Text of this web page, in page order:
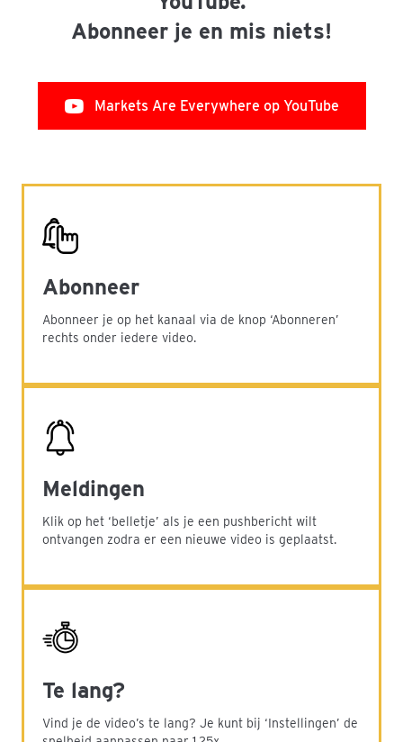
Abonneer je en mis niets!
Markets Are Everywhere op YouTube
Abonneer
Abonneer je op het kanaal via de knop ‘Abonneren’
rechts onder iedere video.
Meldingen
Klik op het ‘belletje’ als je een pushbericht wilt
ontvangen zodra er een nieuwe video is geplaatst.
Te lang?
Vind je de video’s te lang? Je kunt bij ‘Instellingen’ de